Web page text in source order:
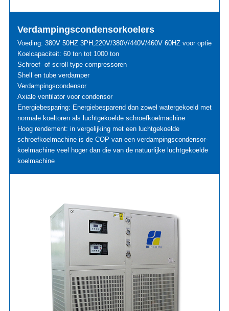
Verdampingscondensorkoelers
Voeding: 380V 50HZ 3PH;220V/380V/440V/460V 60HZ voor optie
Koelcapaciteit: 60 ton tot 1000 ton
Schroef- of scroll-type compressoren
Shell en tube verdamper
Verdampingscondensor
Axiale ventilator voor condensor
Energiebesparing: Energiebesparend dan zowel watergekoeld met
normale koeltoren als luchtgekoelde schroefkoelmachine
Hoog rendement: in vergelijking met een luchtgekoelde
schroefkoelmachine is de COP van een verdampingscondensor-
koelmachine veel hoger dan die van de natuurlijke luchtgekoelde
koelmachine